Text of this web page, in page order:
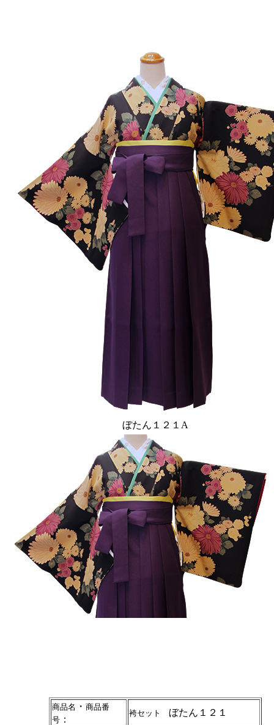
ぼたん１２１A
商品名 ・ 商品番
号：
袴セット ぼたん１２１